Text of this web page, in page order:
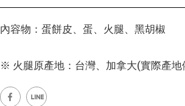
內容物：蛋餅皮、蛋、火腿、黑胡椒
※ 火腿原產地：台灣、加拿大(實際產地